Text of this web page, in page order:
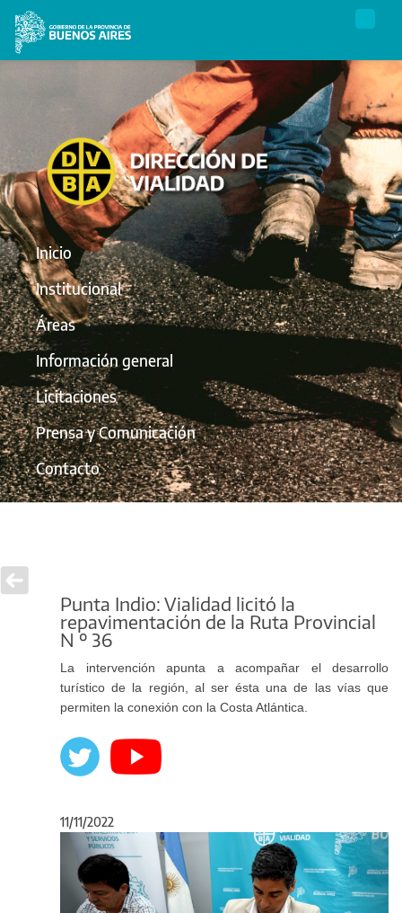
Inicio
Institucional
Áreas
Información general
Licitaciones
Prensa y Comunicación
Contacto
Punta Indio: Vialidad licitó la
repavimentación de la Ruta Provincial
N º 36
La intervención apunta a acompañar el desarrollo
turístico de la región, al ser ésta una de las vías que
permiten la conexión con la Costa Atlántica.
11/11/2022
Anterior